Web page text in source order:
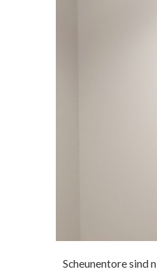
Scheunentore sind